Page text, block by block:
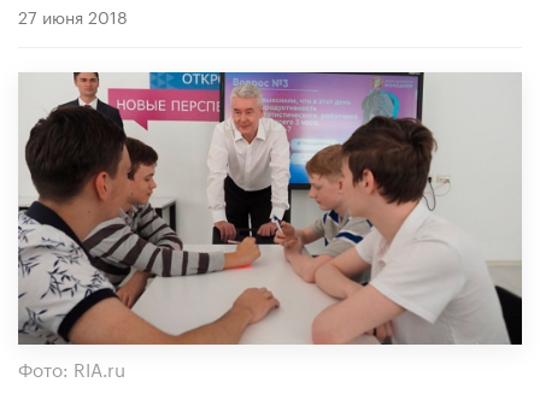
27 июня 2018
Фото: RIA.ru